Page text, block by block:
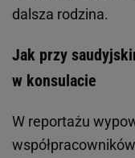
dalsza rodzina.
Jak przy
w konsulacie
W reportażu